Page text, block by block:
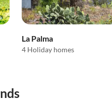
La Palma
4 Holiday homes